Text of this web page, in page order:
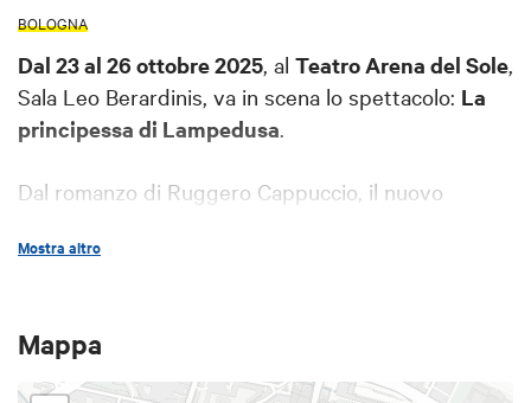
BOLOGNA
Dal 23 al 26 ottobre 2025, al Teatro Arena del Sole,
Sala Leo Berardinis, va in scena lo spettacolo: La
principessa di Lampedusa.
Dal romanzo di Ruggero Cappuccio, il nuovo
Bergamasco
Cutò, madre di Giuseppe Tomasi di Lampedusa,
autore deIl Gattopardo.
Mostra altro
Mappa